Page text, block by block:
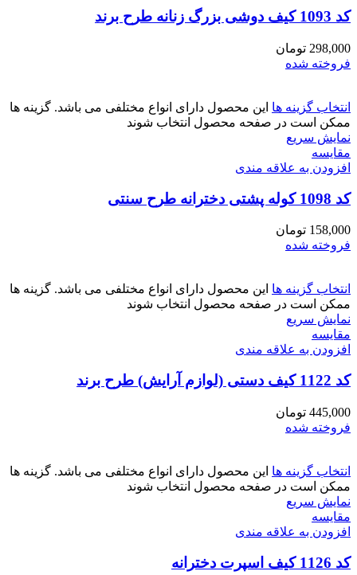
کد 1093 کیف دوشی بزرگ زنانه طرح برند
298,000 تومان
فروخته شده
انتخاب گزینه ها این محصول دارای انواع مختلفی می باشد. گزینه ها
ممکن است در صفحه محصول انتخاب شوند
نمایش سریع
مقايسه
افزودن به علاقه مندی
کد 1098 کوله پشتی دخترانه طرح سنتی
158,000 تومان
فروخته شده
انتخاب گزینه ها این محصول دارای انواع مختلفی می باشد. گزینه ها
ممکن است در صفحه محصول انتخاب شوند
نمایش سریع
مقايسه
افزودن به علاقه مندی
کد 1122 کیف دستی (لوازم آرایش) طرح برند
445,000 تومان
فروخته شده
انتخاب گزینه ها این محصول دارای انواع مختلفی می باشد. گزینه ها
ممکن است در صفحه محصول انتخاب شوند
نمایش سریع
مقايسه
افزودن به علاقه مندی
کد 1126 کیف اسپرت دخترانه